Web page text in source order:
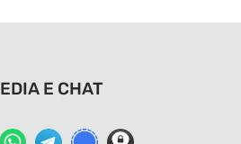
E CHAT